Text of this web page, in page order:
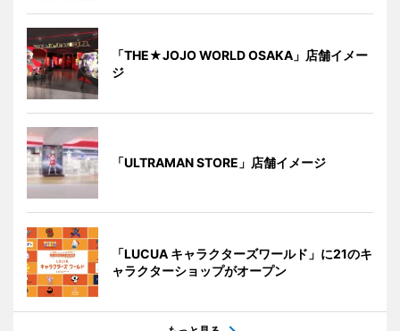
「THE★JOJO WORLD OSAKA」店舗イメー
ジ
「ULTRAMAN STORE」店舗イメージ
「LUCUA キャラクターズワールド」に21のキ
ャラクターショップがオープン